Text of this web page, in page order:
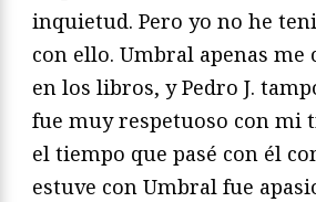
inquietud. Pero yo no he
con ello. Umbral apenas me
en los libros, y Pedro J.
fue muy respetuoso con mi
el tiempo que pasé con él
estuve con Umbral fue